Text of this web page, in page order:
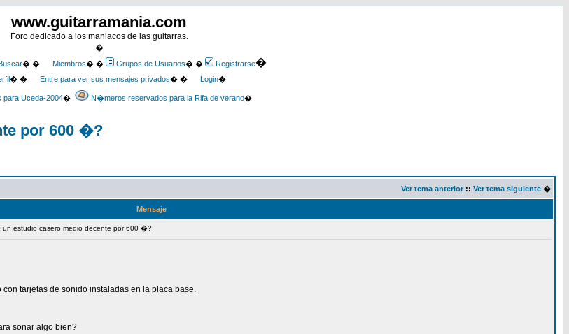
www.guitarramania.com
Foro dedicado a los maniacos de las guitarras.
�
� � Miembros� � Grupos de Usuarios� � Registrarse�
� � Entre para ver sus mensajes privados� � Login�
para Uceda-2004� N�meros reservados para la Rifa de verano�
por 600 �?
Ver tema anterior :: Ver tema siguiente �
Mensaje
estudio casero medio decente por 600 �?
tarjetas de sonido instaladas en la placa base.
sonar algo bien?